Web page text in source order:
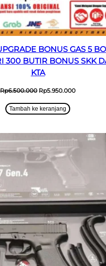
BONUS GAS 5
300 BUTIR BONUS SKK
KTA
Rp6.500.000 Harga
adalah:
Rp6.500.000.
Rp5.950.000Harga
Tambah ke keranjang